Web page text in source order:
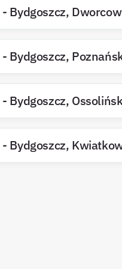
- Bydgoszcz,
- Bydgoszcz,
- Bydgoszcz,
- Bydgoszcz,